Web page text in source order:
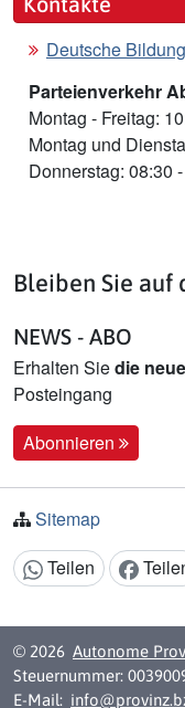
Deutsche
Parteienverkehr
Montag - Freitag:
Montag und
Donnerstag: 08:30
Bleiben Sie auf
NEWS - ABO
Erhalten Siedie
Posteingang
Abonnieren
Sitemap
Inhalt teilen:
Teilen
© 2026 Autonome
Steuernummer:
E-Mail: